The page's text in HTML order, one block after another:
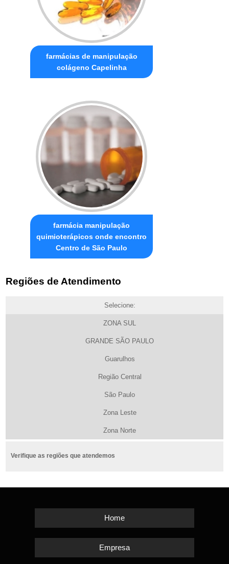
farmácias de manipulação
colágeno Capelinha
farmácia manipulação
quimioterápicos onde encontro
Centro de São Paulo
Regiões de Atendimento
Selecione:
ZONA SUL
GRANDE SÃO PAULO
Guarulhos
Região Central
São Paulo
Zona Leste
Zona Norte
Verifique as regiões que atendemos
Home
Empresa